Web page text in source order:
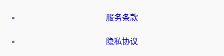
服务条款
隐私协议